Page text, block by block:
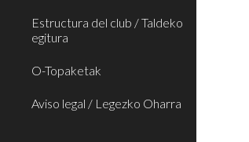
Estructura del club / Taldeko
egitura
O-Topaketak
Aviso legal / Legezko Oharra